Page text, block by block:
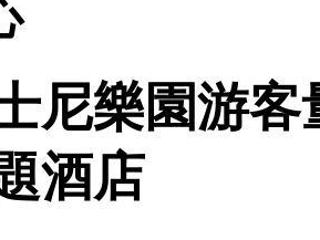
尼樂園游
酒店